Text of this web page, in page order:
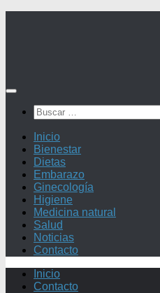
Buscar:
Inicio
Bienestar
Dietas
Embarazo
Ginecología
Higiene
Medicina natural
Salud
Noticias
Contacto
Inicio
Contacto